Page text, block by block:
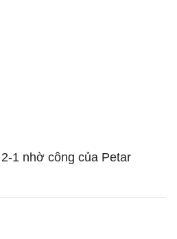
1 nhờ công của Petar